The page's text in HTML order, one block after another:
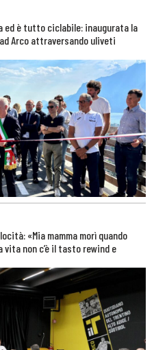
ed è tutto ciclabile: inaugurata la
Arco attraversando uliveti
«Mia mamma morì quando
vita non c’è il tasto rewind e